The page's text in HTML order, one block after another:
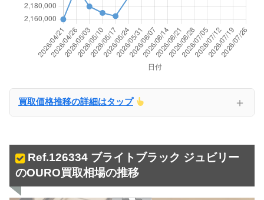
買取価格推移の詳細はタップ ＋
Ref.126334 ブライトブラック ジュビリー
のOURO買取相場の推移